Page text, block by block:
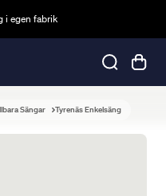
i egen fabrik
Sängar Tyrenäs Enkelsäng